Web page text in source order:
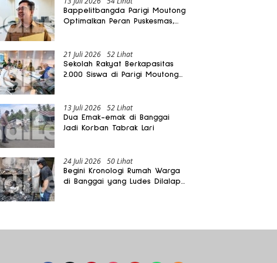
Bappelitbangda Parigi Moutong
Optimalkan Peran Puskesmas,
21 Juli 2026 52 Lihat
Sekolah Rakyat Berkapasitas
2.000 Siswa di Parigi Moutong
13 Juli 2026 52 Lihat
Dua Emak-emak di Banggai
Jadi Korban Tabrak Lari
24 Juli 2026 50 Lihat
Begini Kronologi Rumah Warga
di Banggai yang Ludes Dilalap